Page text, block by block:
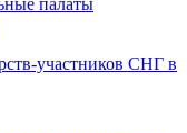
палаты
участников СНГ в